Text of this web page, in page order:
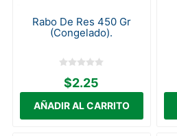
Rabo De Res 450 Gr
(Congelado).
$2.25